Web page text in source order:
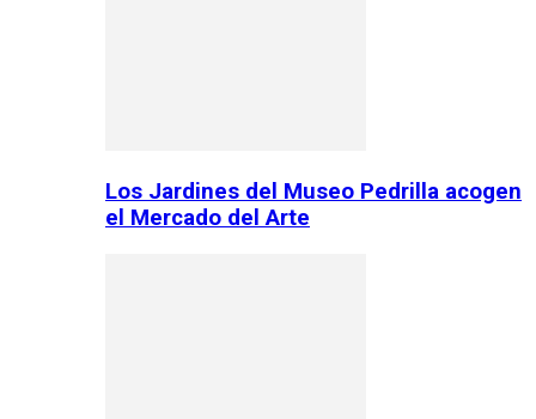
Los Jardines del Museo Pedrilla acogen
el Mercado del Arte